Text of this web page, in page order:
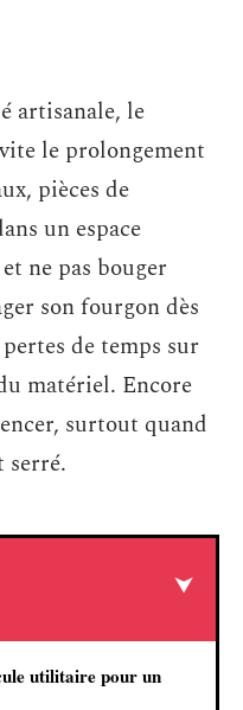
artisanale, le
le prolongement
pièces de
un espace
ne pas bouger
son fourgon dès
de temps sur
matériel. Encore
surtout quand
serré.
utilitaire pour un